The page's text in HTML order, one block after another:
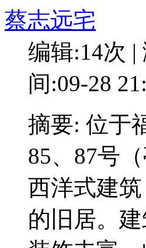
蔡志远宅
编辑:14次 |
间:09-28
摘要: 位于
85、87号
西洋式建
的旧居。